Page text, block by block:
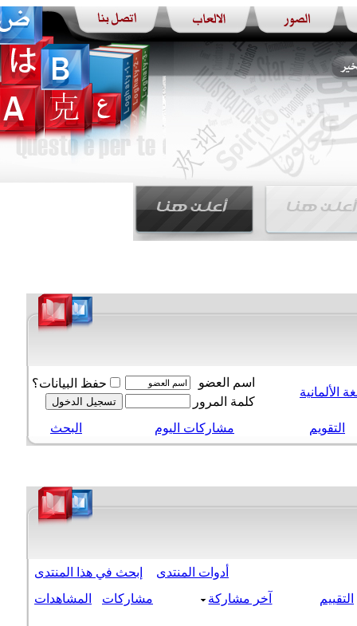
الألمانية
اسم العضو
حفظ البيانات؟
كلمة المرور
التقويم
مشاركات اليوم البحث
أدوات المنتدى
إبحث في هذا المنتدى
آخر مشاركة مشاركات المشاهدات